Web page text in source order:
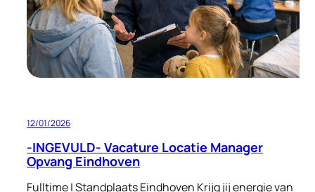
12/01/2026
-INGEVULD- Vacature Locatie Manager
Opvang Eindhoven
Fulltime | Standplaats Eindhoven Krijg jij energie van